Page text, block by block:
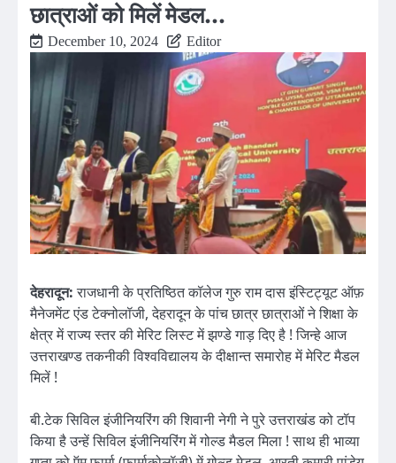
छात्राओं को मिलें मेडल…
December 10, 2024 Editor
देहरादून:राजधानी के प्रतिष्ठित कॉलेज गुरु राम दास इंस्टिट्यूट ऑफ़
मैनेजमेंट एंड टेक्नोलॉजी, देहरादून के पांच छात्र छात्राओं ने शिक्षा के
क्षेत्र में राज्य स्तर की मेरिट लिस्ट में झण्डे गाड़ दिए है ! जिन्हे आज
उत्तराखण्ड तकनीकी विश्वविद्यालय के दीक्षान्त समारोह में मेरिट मैडल
मिलें !
बी.टेक सिविल इंजीनियरिंग की शिवानी नेगी ने पुरे उत्तराखंड को टॉप
किया है उन्हें सिविल इंजीनियरिंग में गोल्ड मैडल मिला ! साथ ही भाव्या